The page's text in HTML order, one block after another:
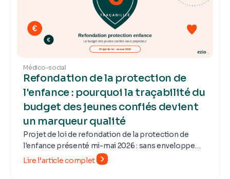
Médico-social
Refondation de la protection de
l'enfance : pourquoi la traçabilité du
budget des jeunes confiés devient
un marqueur qualité
Projet de loi de refondation de la protection de
l'enfance présenté mi-mai 2026 : sans enveloppe
budgétaire supplémentaire, la commande qualité se
Lire l’article complet